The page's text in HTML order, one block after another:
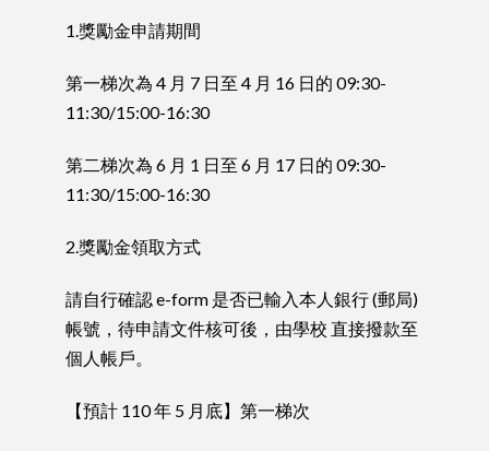
1.獎勵金申請期間
第一梯次為 4 月 7 日至 4 月 16 日的 09:30-
11:30/15:00-16:30
第二梯次為 6 月 1 日至 6 月 17 日的 09:30-
11:30/15:00-16:30
2.獎勵金領取方式
請自行確認 e-form 是否已輸入本人銀行 (郵局)
帳號，待申請文件核可後，由學校 直接撥款至
個人帳戶。
【預計 110 年 5 月底】第一梯次